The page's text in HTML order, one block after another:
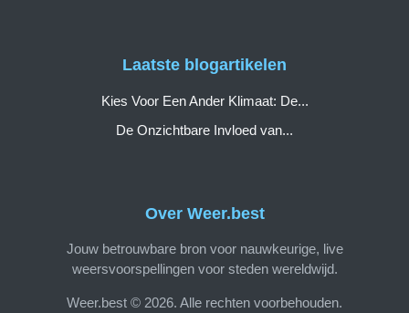
Over Weer.best
Jouw betrouwbare bron voor nauwkeurige, live
weersvoorspellingen voor steden wereldwijd.
Weer.best © 2026. Alle rechten voorbehouden.
Laatste blogartikelen
Kies Voor Een Ander Klimaat: De...
De Onzichtbare Invloed van...